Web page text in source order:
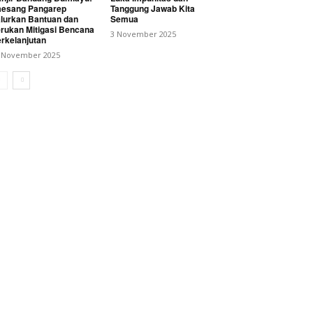
Pangarep
Bantuan dan
Mitigasi Bencana
November 2025
Tanggung Jawab Kita
Semua
3 November 2025